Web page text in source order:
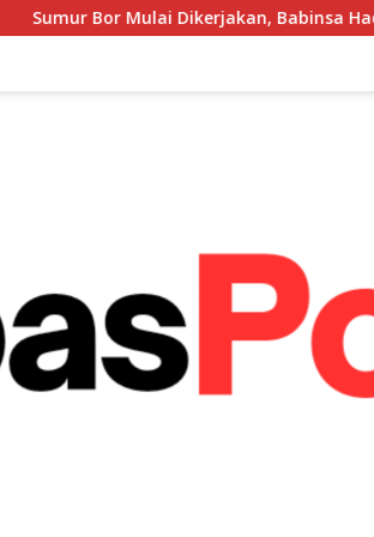
Dikerjakan, Babinsa Hadir Kawal